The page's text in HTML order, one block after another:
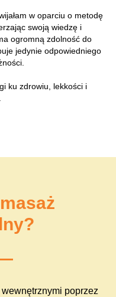
w oparciu o metodę
swoją wiedzę i
ogromną zdolność do
jedynie odpowiedniego
ku zdrowiu, lekkości i
poprzez